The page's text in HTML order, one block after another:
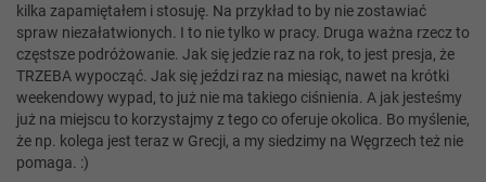
kilka zapamiętałem i stosuję. Na przykład to by nie zostawiać
spraw niezałatwionych. I to nie tylko w pracy. Druga ważna rzecz to
częstsze podróżowanie. Jak się jedzie raz na rok, to jest presja, że
TRZEBA wypocząć. Jak się jeździ raz na miesiąc, nawet na krótki
weekendowy wypad, to już nie ma takiego ciśnienia. A jak jesteśmy
już na miejscu to korzystajmy z tego co oferuje okolica. Bo myślenie,
że np. kolega jest teraz w Grecji, a my siedzimy na Węgrzech też nie
pomaga. :)